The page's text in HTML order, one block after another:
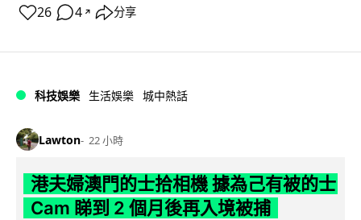
26 4 ↗ 分享
科技娛樂 生活娛樂 城中熱話
Lawton 22 小時
港夫婦澳門的士拾相機 據為己有被的士
Cam 睇到 2 個月後再入境被捕